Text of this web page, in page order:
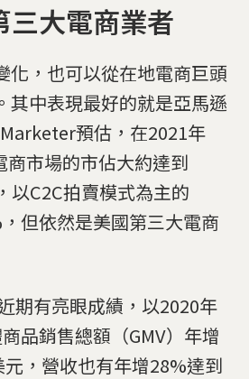
大電商業者
化，也可以從在地電商巨頭
其中表現最好的就是亞馬遜
預估，在2021年
市場的市佔大約達到
以C2C拍賣模式為主的
但依然是美國第三大電商
期有亮眼成績，以2020年
品銷售總額（GMV）年增
，營收也有年增28%達到